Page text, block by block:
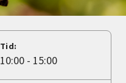
Tid:
10:00 - 15:00